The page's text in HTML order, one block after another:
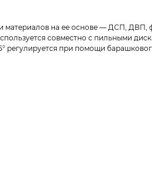
и материалов на ее основе — ДСП,
совместно с пильными
регулируется при помощи